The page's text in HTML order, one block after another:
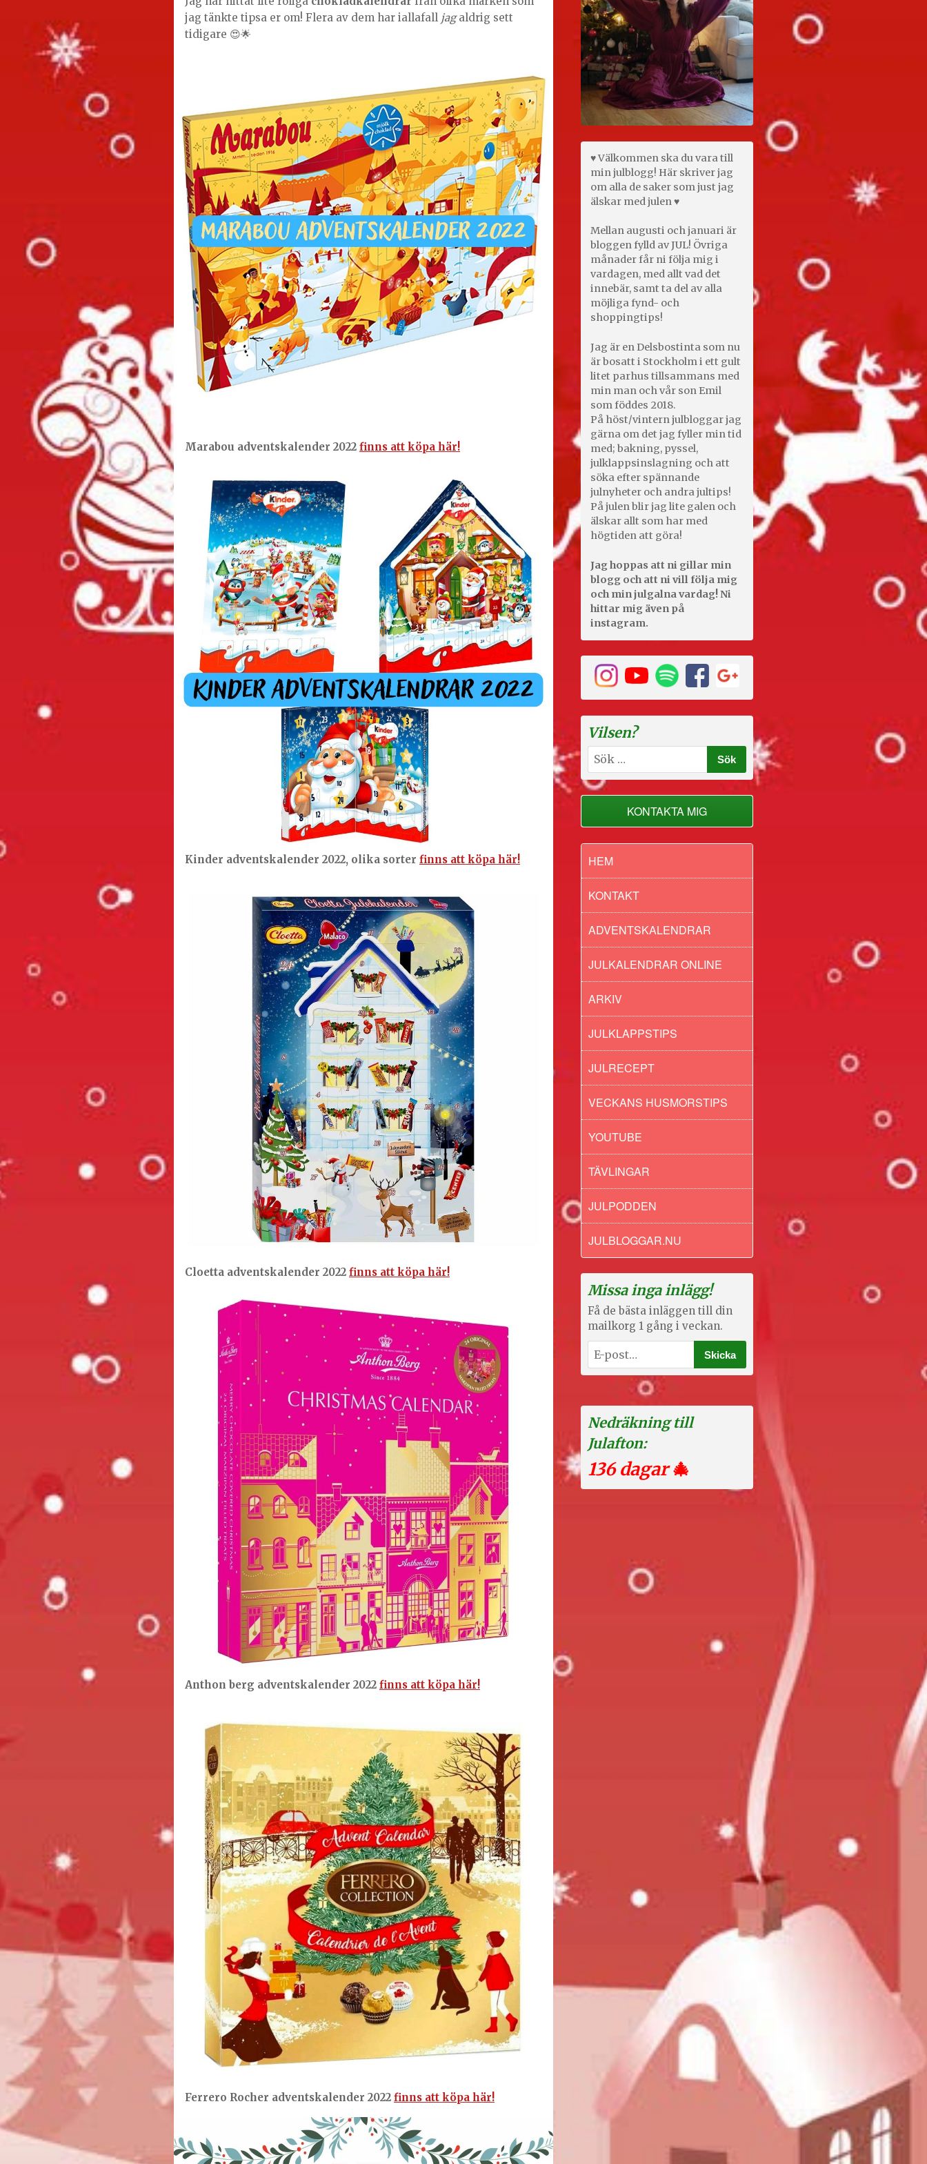
jag tänkte tipsa er om! Flera av dem har iallafall jagaldrig sett
tidigare 😍🌟
Marabou adventskalender 2022 finns att köpa här!
Kinder adventskalender 2022, olika sorter finns att köpa här!
Cloetta adventskalender 2022 finns att köpa här!
Anthon berg adventskalender 2022 finns att köpa här!
Ferrero Rocher adventskalender 2022 finns att köpa här!
♥ Välkommen ska du vara till
min julblogg! Här skriver jag
om alla de saker som just jag
älskar med julen ♥
Mellan augusti och januari är
bloggen fylld av JUL! Övriga
månader får ni följa mig i
vardagen, med allt vad det
innebär, samt ta del av alla
möjliga fynd- och
shoppingtips!
Jag är en Delsbostinta som nu
är bosatt i Stockholm i ett gult
litet parhus tillsammans med
min man och vår son Emil
som föddes 2018.
På höst/vintern julbloggar jag
gärna om det jag fyller min tid
med; bakning, pyssel,
julklappsinslagning och att
söka efter spännande
julnyheter och andra jultips!
På julen blir jag lite galen och
älskar allt som har med
högtiden att göra!
Jag hoppas att ni gillar min
blogg och att ni vill följa mig
och min julgalna vardag! Ni
hittar mig även på
instagram.
Vilsen?
Sök
efter:
KONTAKTA MIG
HEM
KONTAKT
ADVENTSKALENDRAR
JULKALENDRAR ONLINE
ARKIV
JULKLAPPSTIPS
JULRECEPT
VECKANS HUSMORSTIPS
YOUTUBE
TÄVLINGAR
JULPODDEN
JULBLOGGAR.NU
Missa inga inlägg!
Få de bästa inläggen till din
mailkorg 1 gång i veckan.
Nedräkning till
Julafton:
136 dagar🎄